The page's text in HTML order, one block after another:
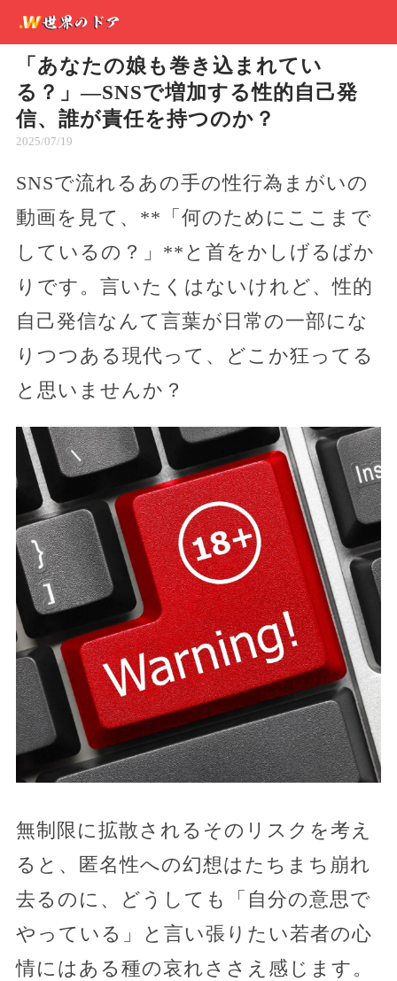
「あなたの娘も巻き込まれてい
る？」—SNSで増加する性的自己発
信、誰が責任を持つのか？
2025/07/19
SNSで流れるあの手の性行為まがいの
動画を見て、**「何のためにここまで
しているの？」**と首をかしげるばか
りです。言いたくはないけれど、性的
自己発信なんて言葉が日常の一部にな
りつつある現代って、どこか狂ってる
と思いませんか？
無制限に拡散されるそのリスクを考え
ると、匿名性への幻想はたちまち崩れ
去るのに、どうしても「自分の意思で
やっている」と言い張りたい若者の心
情にはある種の哀れささえ感じます。